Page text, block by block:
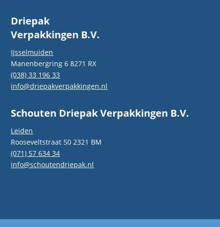
Driepak
Verpakkingen B.V.
IJsselmuiden
Manenbergring 6 8271 RX
(038) 33 196 33
info@driepakverpakkingen.nl
Schouten Driepak Verpakkingen B.V.
Leiden
Rooseveltstraat 50 2321 BM
(071) 57 634 34
info@schoutendriepak.nl